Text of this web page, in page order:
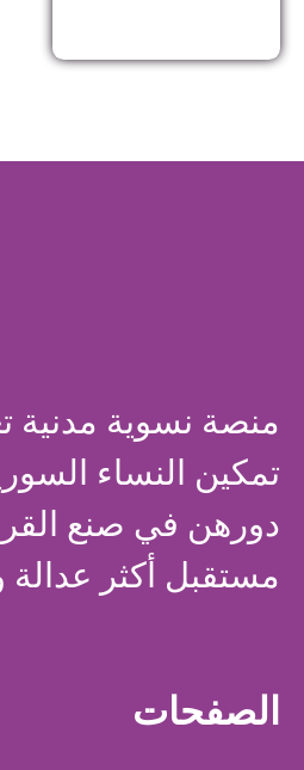
منصة نسوية مدنية
تمكين النساء
دورهن في صنع
مستقبل أكثر عدالة
الصفحات